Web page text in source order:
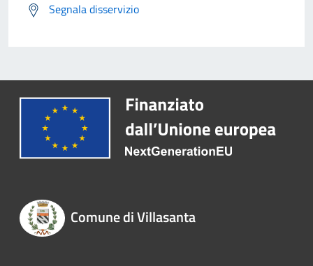
Segnala disservizio
Comune di Villasanta